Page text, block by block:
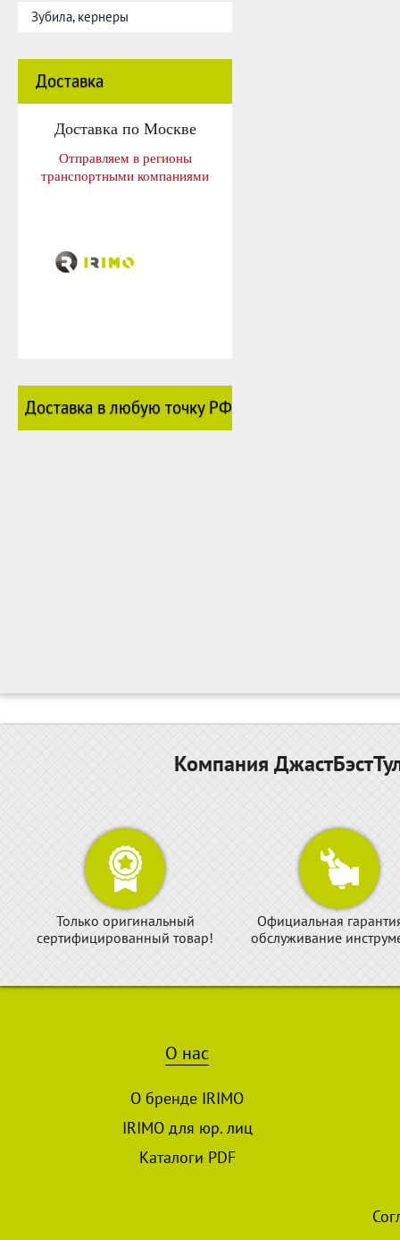
Зубила, кернеры
Доставка
Доставка по Москве
Отправляем в регионы
транспортными компаниями
Доставка в любую точку РФ
Компания
Только оригинальный
сертифицированный товар!
Официальная
обслуживание
О нас
О бренде IRIMO
IRIMO для юр. лиц
Каталоги PDF